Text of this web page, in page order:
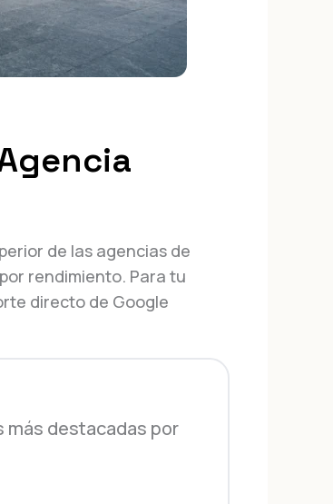
de las agencias de
rendimiento. Para tu
directo de Google
más destacadas por